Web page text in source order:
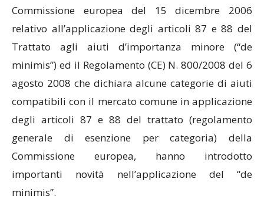
Commissione europea del 15 dicembre 2006
relativo all’applicazione degli articoli 87 e 88 del
Trattato agli aiuti d’importanza minore (“de
minimis”) ed il Regolamento (CE) N. 800/2008 del 6
agosto 2008 che dichiara alcune categorie di aiuti
compatibili con il mercato comune in applicazione
degli articoli 87 e 88 del trattato (regolamento
generale di esenzione per categoria) della
Commissione europea, hanno introdotto
importanti novità nell’applicazione del “de
minimis”.